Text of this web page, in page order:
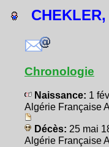
CHEKLER,
Chronologie
Naissance: 1
Algérie Française
Décès: 25 mai
Algérie Française